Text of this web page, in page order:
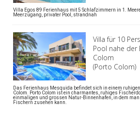
Villa Egos 89 Ferienhaus mit 5 Schlafzimmern in 1.
Meerzugang, privater Pool, strandnah
Villa für 10
Pool nahe der
Colom
(Porto Colom)
Das Ferienhaus Mesquida befindet sich in einem
Colom. Porto Colom ist ein charmantes, ruhiges
einmaligen und grossen Natur-Binnenhafen, in dem man
Fischern zusehen kann.